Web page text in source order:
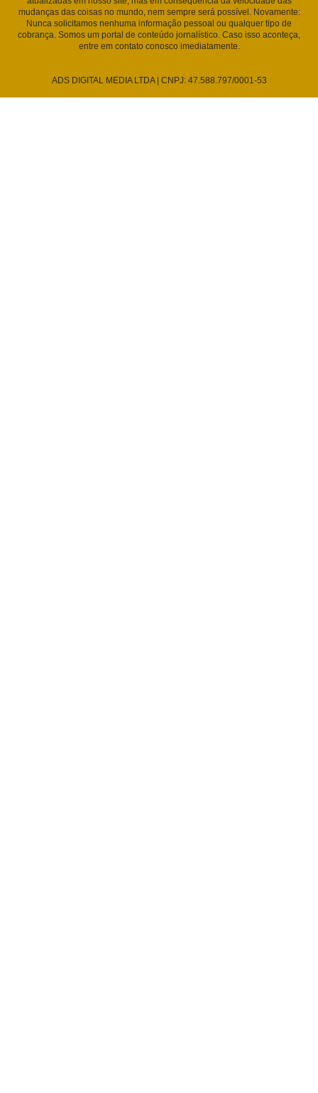
mudanças das coisas no mundo, nem sempre será possível. Novamente:
Nunca solicitamos nenhuma informação pessoal ou qualquer tipo de
cobrança. Somos um portal de conteúdo jornalístico. Caso isso aconteça,
entre em contato conosco imediatamente.
ADS DIGITAL MEDIA LTDA | CNPJ: 47.588.797/0001-53